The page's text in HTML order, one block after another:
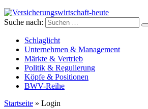
Versicherungswirtschaft-heute
Suche nach:
Schlaglicht
Unternehmen & Management
Märkte & Vertrieb
Politik & Regulierung
Köpfe & Positionen
BWV-Reihe
Startseite » Login